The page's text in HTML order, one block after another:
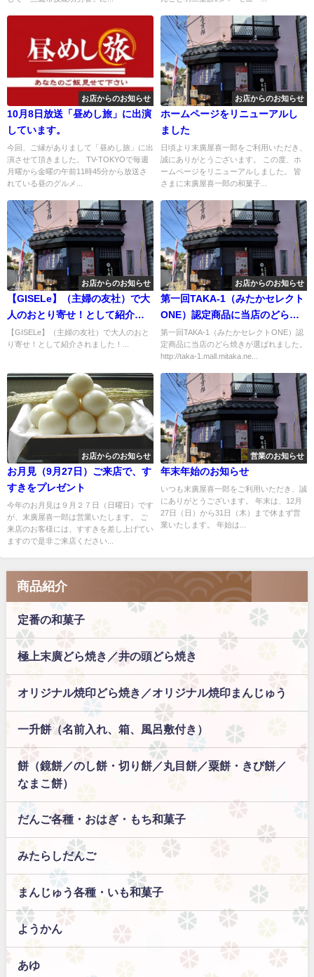
お店からのお知らせ
10月8日放送「昼めし旅」に出演
しています。
今回、ご縁がありまして「昼めし旅」に出
演させて頂きました。 TV-TOKYOで毎週
月曜から金曜の午前11時45分から放送さ
れている昼のグルメ...
お店からのお知らせ
ホームページをリニューアルし
ました
日頃より末廣屋喜一郎をご利用いただき、
誠にありがとうございます。 この度、ホ
ームページをリニューアルしました。 皆
さまに末廣屋喜一郎の和菓子...
お店からのお知らせ
【GISELe】（主婦の友社）で大
人のおとり寄せ！として紹介さ
れました！
【GISELe】（主婦の友社）で大人のおと
り寄せ！として紹介されました！...
お店からのお知らせ
第一回TAKA-1（みたかセレクト
ONE）認定商品に当店のどら焼
きが選ばれました。
第一回TAKA-1（みたかセレクトONE）認
定商品に当店のどら焼きが選ばれました。
http://taka-1.mall.mitaka.ne...
お店からのお知らせ
お月見（9月27日）ご来店で、す
すきをプレゼント
今年のお月見は９月２７日（日曜日）です
が、末廣屋喜一郎は営業いたします。 ご
来店のお客様には、すすきを差し上げてい
ますので是非ご来店ください...
営業のお知らせ
年末年始のお知らせ
いつも末廣屋喜一郎をご利用いただき、誠
にありがとうございます。 年末は、12月
27日（日）から31日（木）まで休まず営
業いたします。 年始は...
商品紹介
定番の和菓子
極上末廣どら焼き／井の頭どら焼き
オリジナル焼印どら焼き／オリジナル焼印まんじゅう
一升餅（名前入れ、箱、風呂敷付き）
餅（鏡餅／のし餅・切り餅／丸目餅／粟餅・きび餅／
なまこ餅）
だんご各種・おはぎ・もち和菓子
みたらしだんご
まんじゅう各種・いも和菓子
ようかん
あゆ